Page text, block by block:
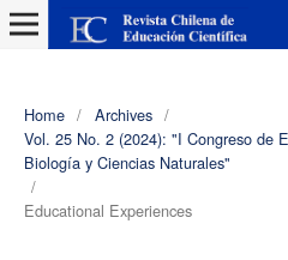
Home / Archives /
Vol. 25 No. 2 (2024): "I Congreso de
Biología y Ciencias Naturales"
/
Educational Experiences